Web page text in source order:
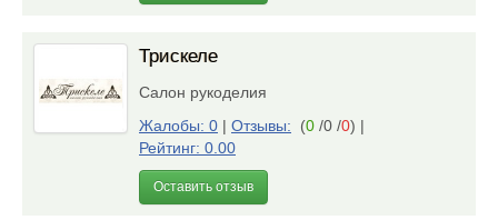
Трискеле
Салон рукоделия
Жалобы: 0 | Отзывы: (0 /0 /0) |
Рейтинг: 0.00
Оставить отзыв